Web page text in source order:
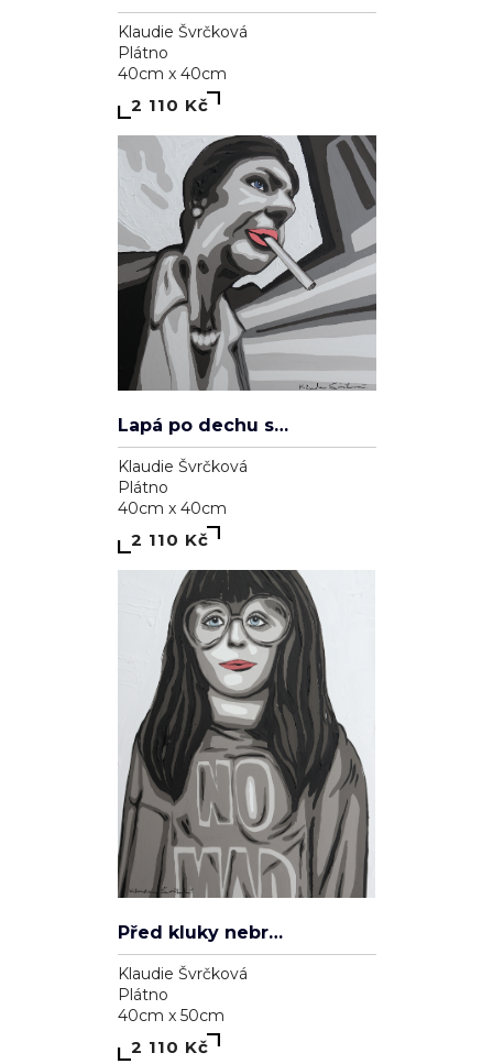
Klaudie Švrčková
Plátno
40cm x 40cm
2 110 Kč
Lapá po dechu skrz zničené plíce
Klaudie Švrčková
Plátno
40cm x 40cm
2 110 Kč
Před kluky nebrečím
Klaudie Švrčková
Plátno
40cm x 50cm
2 110 Kč